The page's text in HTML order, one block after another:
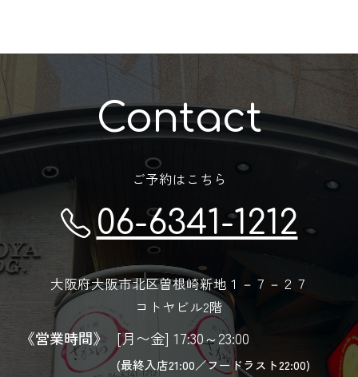
Contact
ご予約はこちら
06-6341-1212
大阪府大阪市北区曽根崎新地１－７－２７
コトヤビル2階
《営業時間》 [月〜金] 17:30～23:00
(最終入店21:00／フードラスト22:00)